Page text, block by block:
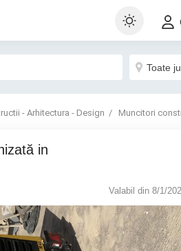
- Arhitectura - Design Muncitori
Valabil din 8/1/